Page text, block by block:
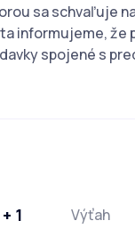
sa
informujeme,
spojené s
1 Výťah